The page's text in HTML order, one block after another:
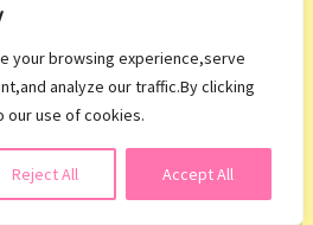
your browsing experience,serve
analyze our traffic.By clicking
our use of cookies.
Reject All Accept All
la furia
Suscribirse